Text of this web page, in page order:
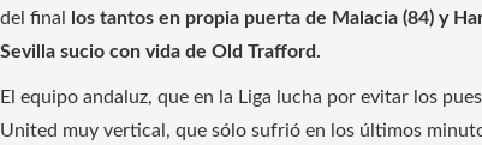
del final
los tantos en propia puerta de Malacia (84) y
Sevilla sucio con vida de Old Trafford.
El equipo andaluz, que en la Liga lucha por evitar los
United muy vertical, que sólo sufrió en los últimos